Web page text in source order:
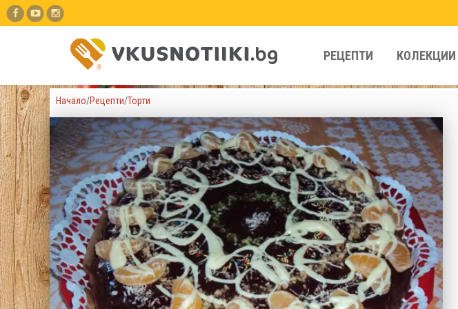
РЕЦЕПТИ КОЛЕКЦИИ
Начало/Рецепти/Торти